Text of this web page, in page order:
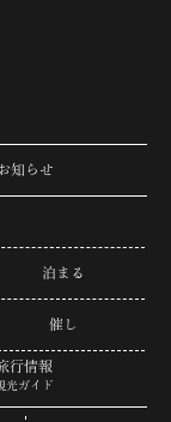
知らせ
泊まる
催し
行情報
光ガイド